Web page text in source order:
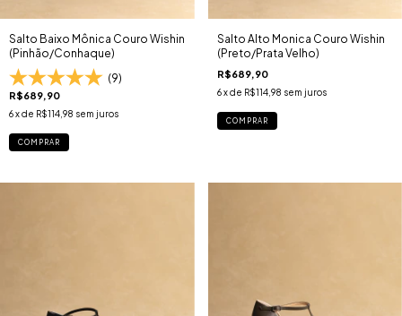
Salto Baixo Mônica Couro Wishin
(Pinhão/Conhaque)
(9)
R$689,90
6x de R$114,98 sem juros
COMPRAR
Salto Alto Monica Couro Wishin
(Preto/Prata Velho)
R$689,90
6 x de R$114,98 sem juros
COMPRAR